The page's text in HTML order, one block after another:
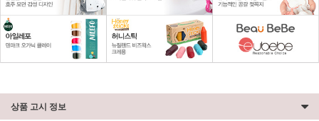
상품 고시 정보